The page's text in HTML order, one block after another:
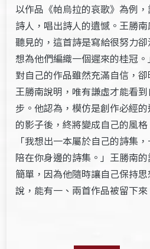
以作品《帕烏拉的哀歌》為例
詩人，唱出詩人的遺憾。王勝
聽見的，這首詩是寫給很努力
想為他們編織一個遲來的桂冠。
對自己的作品雖然充滿自信，
王勝南說明，唯有謙虛才能看
步。他認為，模仿是創作必經
的影子後，終將變成自己的風格
「我想出一本屬於自己的詩集
陪在你身邊的詩集。」王勝南
簡單，因為他隨時讓自己保持
說，能有一、兩首作品被留下